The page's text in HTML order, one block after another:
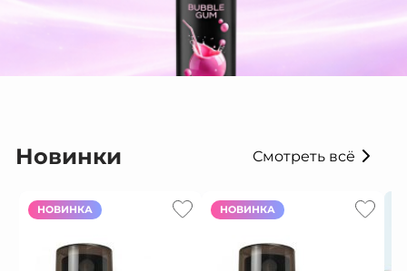
Новинки Смотреть всё
НОВИНКА НОВИНКА